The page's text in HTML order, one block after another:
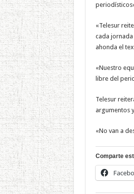
«Telesur
cada
ahonda el
«Nuestro
libre del
Telesur
argumentos
«No van a
Comparte